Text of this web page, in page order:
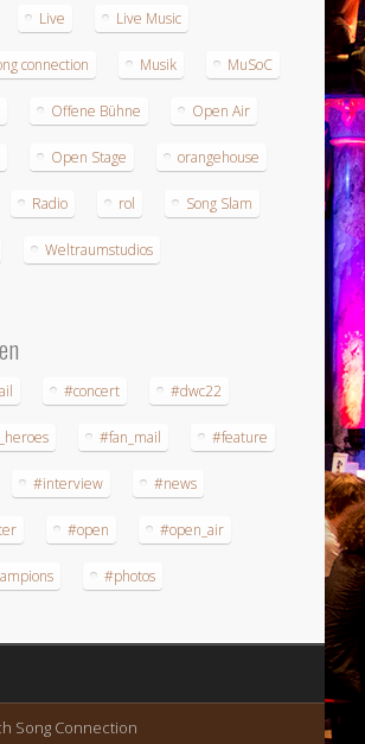
Live Live Music
connection Musik MuSoC
Offene Bühne Open Air
Open Stage orangehouse
Radio rol Song Slam
Weltraumstudios
#concert #dwc22
#fan_mail #feature
#interview #news
#open #open_air
#photos
Song Connection